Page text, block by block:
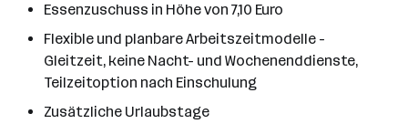
Essenzuschuss in Höhe von 7,10 Euro
Flexible und planbare Arbeitszeitmodelle -
Gleitzeit, keine Nacht- und Wochenenddienste,
Teilzeitoption nach Einschulung
Zusätzliche Urlaubstage